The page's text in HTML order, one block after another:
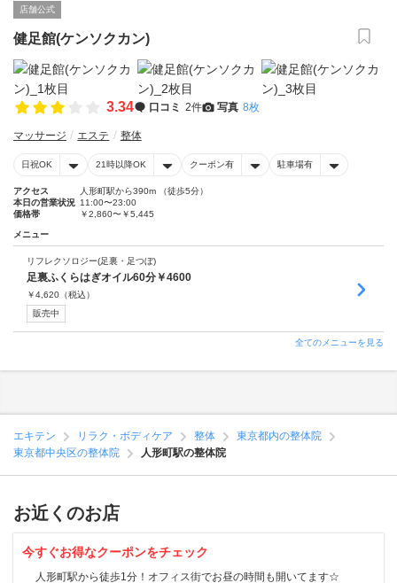
店舗公式
健足館(ケンソクカン)
3.34 口コミ 2件 写真 8枚
マッサージ エステ 整体
日祝OK 21時以降OK クーポン有 駐車場有
アクセス
人形町駅から390m （徒歩5分）
本日の営業状況 11:00〜23:00
価格帯
￥2,860〜￥5,445
メニュー
リフレクソロジー(足裏・足つぼ)
足裏ふくらはぎオイル60分￥4600
￥4,620 （税込）
販売中
全てのメニューを見る
エキテン リラク・ボディケア 整体
東京都内の整体院
東京都中央区の整体院
人形町駅の整体院
お近くのお店
今すぐお得なクーポンをチェック
人形町駅から徒歩1分！オフィス街でお昼の時間も開いてます☆